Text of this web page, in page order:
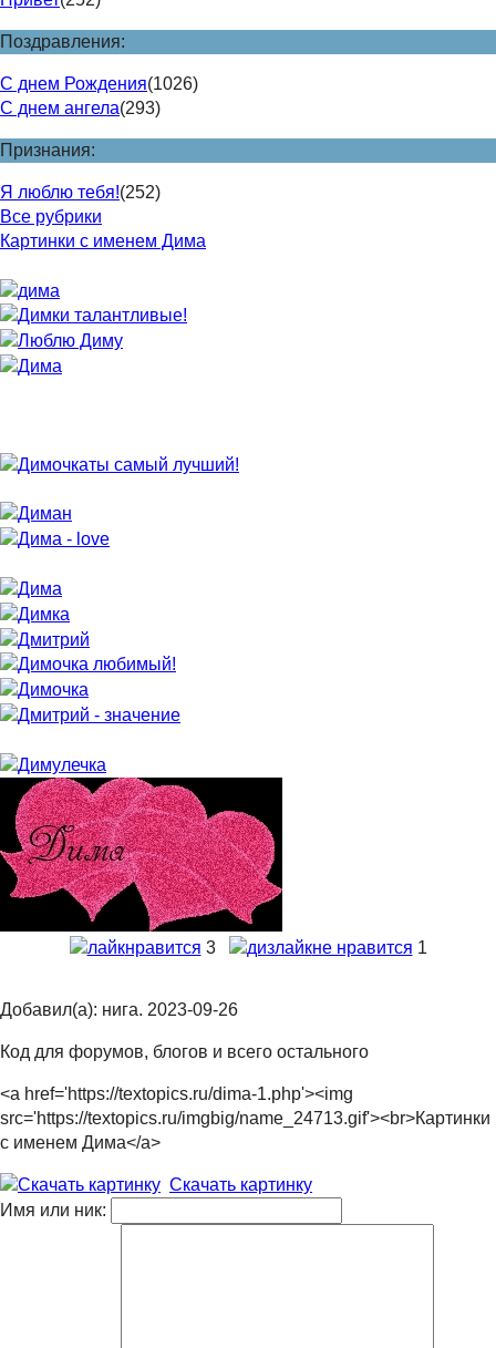
Поздравления:
С днем Рождения(1026)
С днем ангела(293)
Признания:
Я люблю тебя!(252)
Все рубрики
Картинки с именем Дима
нравится 3 не нравится 1
Добавил(а): нига. 2023-09-26
Код для форумов, блогов и всего остального
<a href='https://textopics.ru/dima-1.php'><img
src='https://textopics.ru/imgbig/name_24713.gif'><br>Картинки
с именем Дима</a>
Скачать картинку
Имя или ник: